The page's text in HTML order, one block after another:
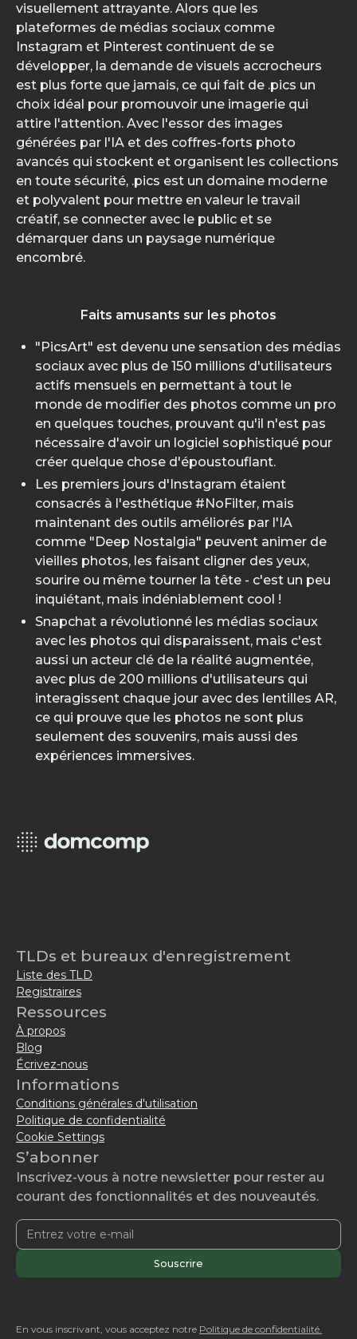
visuellement attrayante. Alors que les
plateformes de médias sociaux comme
Instagram et Pinterest continuent de se
développer, la demande de visuels accrocheurs
est plus forte que jamais, ce qui fait de .pics un
choix idéal pour promouvoir une imagerie qui
attire l'attention. Avec l'essor des images
générées par l'IA et des coffres-forts photo
avancés qui stockent et organisent les collections
en toute sécurité, .pics est un domaine moderne
et polyvalent pour mettre en valeur le travail
créatif, se connecter avec le public et se
démarquer dans un paysage numérique
encombré.
Faits amusants sur les photos
"PicsArt" est devenu une sensation des médias
sociaux avec plus de 150 millions d'utilisateurs
actifs mensuels en permettant à tout le
monde de modifier des photos comme un pro
en quelques touches, prouvant qu'il n'est pas
nécessaire d'avoir un logiciel sophistiqué pour
créer quelque chose d'époustouflant.
Les premiers jours d'Instagram étaient
consacrés à l'esthétique #NoFilter, mais
maintenant des outils améliorés par l'IA
comme "Deep Nostalgia" peuvent animer de
vieilles photos, les faisant cligner des yeux,
sourire ou même tourner la tête - c'est un peu
inquiétant, mais indéniablement cool !
Snapchat a révolutionné les médias sociaux
avec les photos qui disparaissent, mais c'est
aussi un acteur clé de la réalité augmentée,
avec plus de 200 millions d'utilisateurs qui
interagissent chaque jour avec des lentilles AR,
ce qui prouve que les photos ne sont plus
seulement des souvenirs, mais aussi des
expériences immersives.
TLDs et bureaux d'enregistrement
Liste des TLD
Registraires
Ressources
À propos
Blog
Écrivez-nous
Informations
Conditions générales d'utilisation
Politique de confidentialité
Cookie Settings
S’abonner
Inscrivez-vous à notre newsletter pour rester au
courant des fonctionnalités et des nouveautés.
En vous inscrivant, vous acceptez notre Politique de confidentialité.